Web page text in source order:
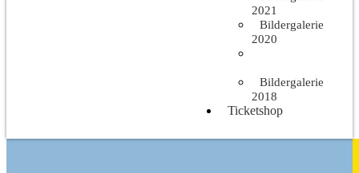
2021
Bildergalerie
2020
Bildergalerie
2018
Ticketshop